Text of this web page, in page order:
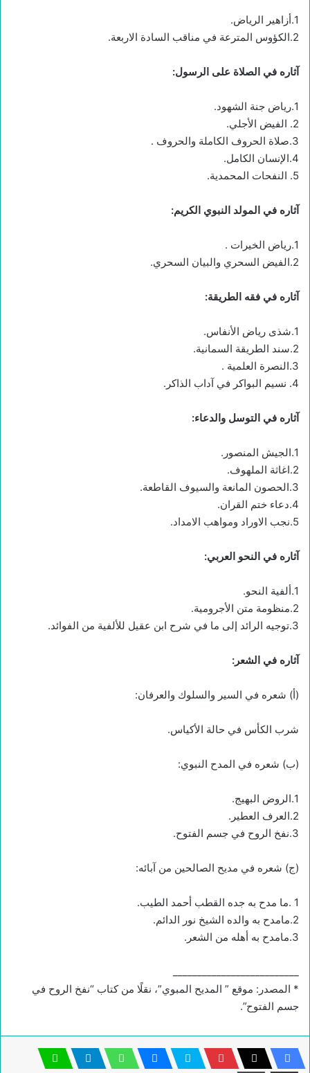
1.أزاهير الرياض.
2.الكؤوس المترعة في مناقب السادة الاربعة.
آثاره في الصلاة على الرسول:
1.رياض جنة الشهود.
2. الفيض الأجلي.
3.صلاة الحروف الكاملة والحروف .
4.الإنسان الكامل.
5. النفحات المحمدية.
آثاره في المولد النبوي الكريم:
1.رياض الخيرات .
2.الفيض السحري والبيان السحري.
آثاره في فقه الطريقة:
1.شذى رياض الأنفاس.
2.سند الطريقة السمانية.
3.النصرة العلمية .
4. نسيم البواكر في آداب الذاكر.
آثاره في التوسل والدعاء:
1.الجيش المنصور.
2.اغاثة الملهوف.
3.الحصون المانعة والسيوف القاطعة.
4.دعاء ختم القران.
5.نجب الاوراد ومواهب الامداد.
آثاره في النحو العربي:
1.ألفية النحو.
2.منظومة متن الأجرومية.
3.توجيه الرائد إلى ما في شرح ابن عقيل للألفية من الفوائد.
آثاره في الشعر:
(أ) شعره في السير والسلوك والعرفان:
شرب الكأس في حالة الأكياس.
(ب) شعره في المدح النبوي:
1.الروض البهيج.
2.العرف العطير.
3.نفخ الروح في جسم الفتوح.
(ج) شعره في مديح الصالحين من آبائه:
1 .ما مدح به جده القطب أحمد الطيب.
2.مامدح به والده الشيخ نور الدائم.
3.مامدح به أهله من الشعر.
* المصدر: موقع ” المديح المبوي”، نقلًا من كتاب “نفخ الروح في
جسم الفتوح”.